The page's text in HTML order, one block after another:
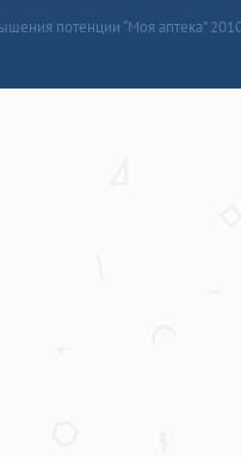
потенции “Моя аптека”